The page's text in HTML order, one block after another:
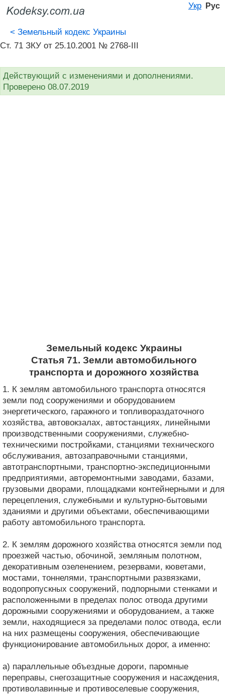
Укр Рус
< Земельный кодекс Украины
Ст. 71 ЗКУ от 25.10.2001 № 2768-III
Действующий с изменениями и дополнениями.
Проверено 08.07.2019
Земельный кодекс Украины
Статья 71. Земли автомобильного
транспорта и дорожного хозяйства
1. К землям автомобильного транспорта относятся
земли под сооружениями и оборудованием
энергетического, гаражного и топливораздаточного
хозяйства, автовокзалах, автостанциях, линейными
производственными сооружениями, служебно-
техническими постройками, станциями технического
обслуживания, автозаправочными станциями,
автотранспортными, транспортно-экспедиционными
предприятиями, авторемонтными заводами, базами,
грузовыми дворами, площадками контейнерными и для
перецепления, служебными и культурно-бытовыми
зданиями и другими объектами, обеспечивающими
работу автомобильного транспорта.
2. К землям дорожного хозяйства относятся земли под
проезжей частью, обочиной, земляным полотном,
декоративным озеленением, резервами, кюветами,
мостами, тоннелями, транспортными развязками,
водопропускных сооружений, подпорными стенками и
расположенными в пределах полос отвода другими
дорожными сооружениями и оборудованием, а также
земли, находящиеся за пределами полос отвода, если
на них размещены сооружения, обеспечивающие
функционирование автомобильных дорог, а именно:
а) параллельные объездные дороги, паромные
переправы, снегозащитные сооружения и насаждения,
противолавинные и противоселевые сооружения,